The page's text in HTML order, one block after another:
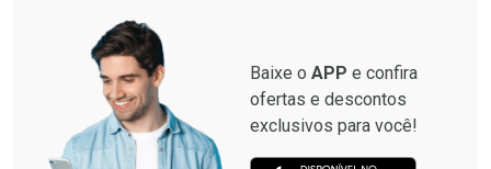
Baixe o APP e confira
ofertas e descontos
exclusivos para você!